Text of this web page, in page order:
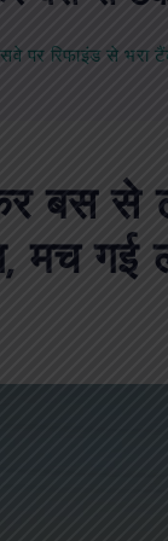
पर रिफाइंड से भरा
बस से
मच गई